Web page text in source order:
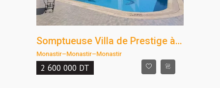
Somptueuse Villa de Prestige à Vendre à Monastir
Monastir–Monastir–Monastir
2 600 000 DT